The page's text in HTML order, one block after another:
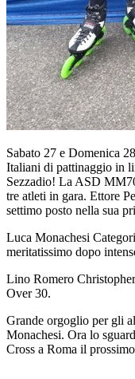
Sabato 27 e Domenica
Italiani di pattinaggio in
Sezzadio! La ASD
tre atleti in gara. Ettore
settimo posto nella sua
Luca Monachesi
meritatissimo dopo
Lino Romero
Over 30.
Grande orgoglio per gli
Monachesi. Ora lo
Cross a Roma il